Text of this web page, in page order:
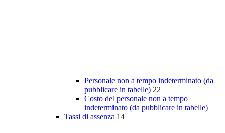
Personale non a tempo indeterminato (da
pubblicare in tabelle) 22
Costo del personale non a tempo
indeterminato (da pubblicare in tabelle)
Tassi di assenza 14